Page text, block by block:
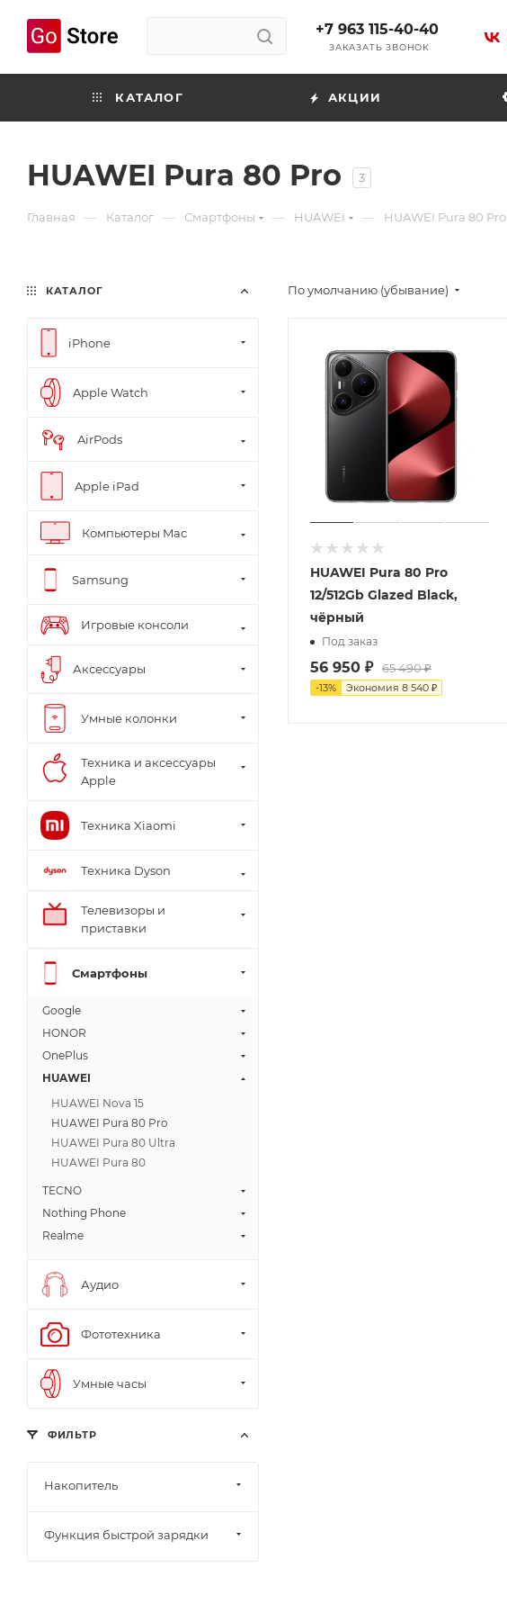
+7 963 115-40-40
ЗАКАЗАТЬ ЗВОНОК
КАТАЛОГ АКЦИИ
HUAWEI Pura 80 Pro 3
Главная — Каталог — Смартфоны — HUAWEI — HUAWEI Pura 80 Pro
По умолчанию (убывание)
HUAWEI Pura 80 Pro
12/512Gb Glazed Black,
чёрный
Под заказ
56 950 ₽ 65 490₽
-13% Экономия 8 540 ₽
КАТАЛОГ
iPhone
Apple Watch
AirPods
Apple iPad
Компьютеры Mac
Samsung
Игровые консоли
Аксессуары
Умные колонки
Техника и аксессуары
Apple
Техника Xiaomi
Техника Dyson
Телевизоры и
приставки
Смартфоны
Google
HONOR
OnePlus
HUAWEI
HUAWEI Nova 15
HUAWEI Pura 80 Pro
HUAWEI Pura 80 Ultra
HUAWEI Pura 80
TECNO
Nothing Phone
Realme
Аудио
Фототехника
Умные часы
ФИЛЬТР
Накопитель
Функция быстрой зарядки